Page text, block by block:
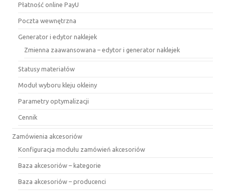
Płatność online PayU
Poczta wewnętrzna
Generator i edytor naklejek
Zmienna zaawansowana – edytor i generator naklejek
Statusy materiałów
Moduł wyboru kleju okleiny
Parametry optymalizacji
Cennik
Zamówienia akcesoriów
Konfiguracja modułu zamówień akcesoriów
Baza akcesoriów – kategorie
Baza akcesoriów – producenci